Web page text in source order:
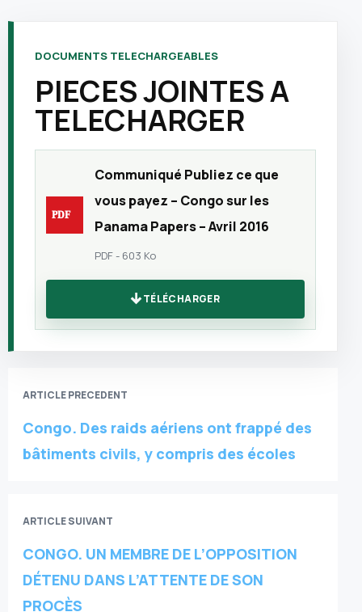
DOCUMENTS TELECHARGEABLES
PIECES JOINTES A
TELECHARGER
Communiqué Publiez ce que
vous payez – Congo sur les
Panama Papers – Avril 2016
PDF - 603 Ko
TÉLÉCHARGER
ARTICLE PRECEDENT
Congo. Des raids aériens ont frappé des
bâtiments civils, y compris des écoles
ARTICLE SUIVANT
CONGO. UN MEMBRE DE L’OPPOSITION
DÉTENU DANS L’ATTENTE DE SON
PROCÈS